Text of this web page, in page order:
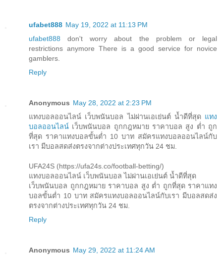
ufabet888 May 19, 2022 at 11:13 PM
ufabet888 don't worry about the problem or legal
restrictions anymore There is a good service for novice
gamblers.
Reply
Anonymous May 28, 2022 at 2:23 PM
แทงบอลออนไลน์ เว็บพนันบอล ไม่ผ่านเอเย่นต์ น้ำดีที่สุด แทง
บอลออนไลน์ เว็บพนันบอล ถูกกฎหมาย ราคาบอล สูง ต่ำ ถูก
ที่สุด ราคาแทงบอลขั้นต่ำ 10 บาท สมัครแทงบอลออนไลน์กับ
เรา มีบอลสดส่งตรงจากต่างประเทศทุกวัน 24 ชม.
UFA24S (https://ufa24s.co/football-betting/)
แทงบอลออนไลน์ เว็บพนันบอล ไม่ผ่านเอเย่นต์ น้ำดีที่สุด
เว็บพนันบอล ถูกกฎหมาย ราคาบอล สูง ต่ำ ถูกที่สุด ราคาแทง
บอลขั้นต่ำ 10 บาท สมัครแทงบอลออนไลน์กับเรา มีบอลสดส่ง
ตรงจากต่างประเทศทุกวัน 24 ชม.
Reply
Anonymous May 29, 2022 at 11:24 AM